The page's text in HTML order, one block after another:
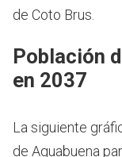
de Coto Brus.
Población
en 2037
La siguiente
de Aguabuena